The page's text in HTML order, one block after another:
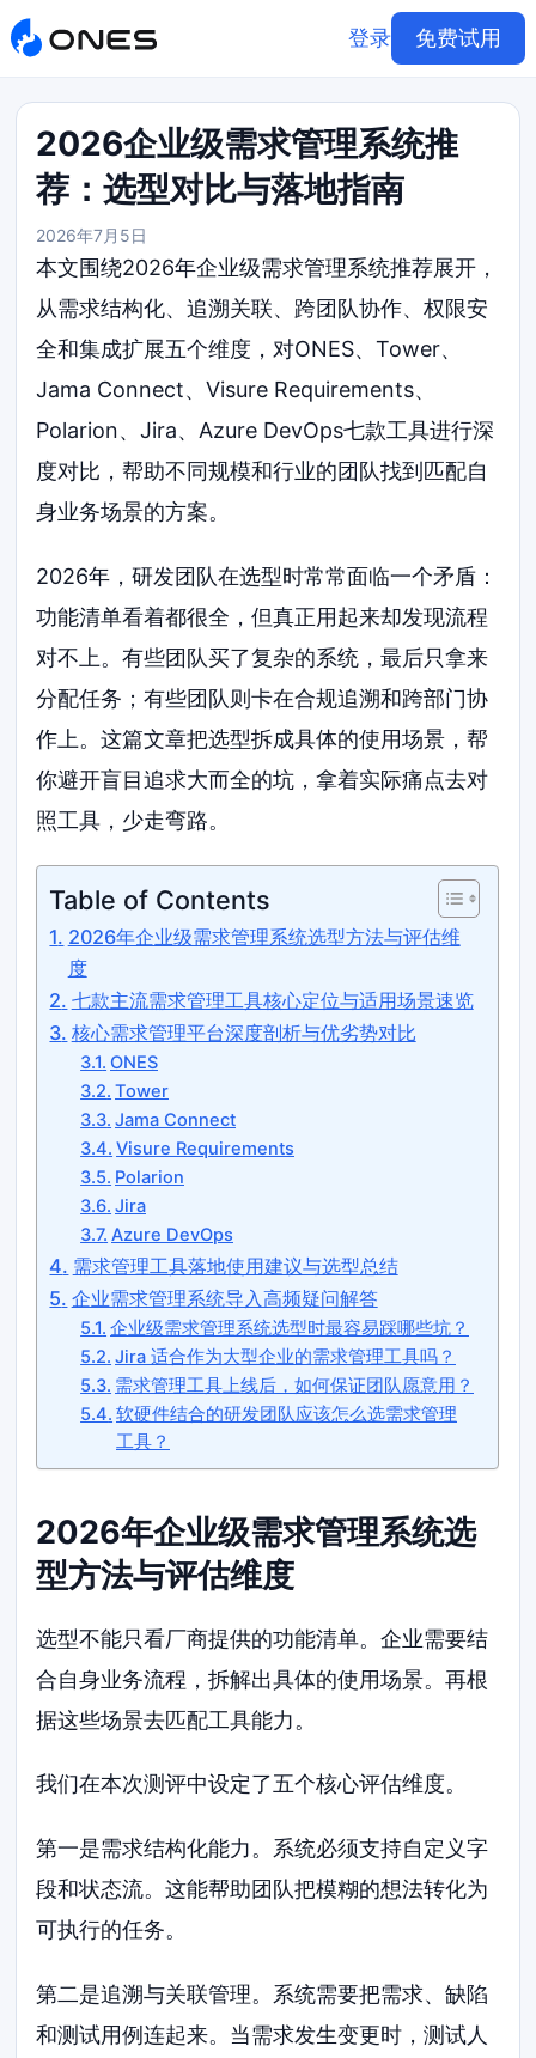
登录 免费试用
2026企业级需求管理系统推
荐：选型对比与落地指南
2026年7月5日
本文围绕2026年企业级需求管理系统推荐展开，
从需求结构化、追溯关联、跨团队协作、权限安
全和集成扩展五个维度，对ONES、Tower、
Jama Connect、Visure Requirements、
Polarion、Jira、Azure DevOps七款工具进行深
度对比，帮助不同规模和行业的团队找到匹配自
身业务场景的方案。
2026年，研发团队在选型时常常面临一个矛盾：
功能清单看着都很全，但真正用起来却发现流程
对不上。有些团队买了复杂的系统，最后只拿来
分配任务；有些团队则卡在合规追溯和跨部门协
作上。这篇文章把选型拆成具体的使用场景，帮
你避开盲目追求大而全的坑，拿着实际痛点去对
照工具，少走弯路。
Table of Contents
2026年企业级需求管理系统选型方法与评估维
度
七款主流需求管理工具核心定位与适用场景速览
核心需求管理平台深度剖析与优劣势对比
ONES
Tower
Jama Connect
Visure Requirements
Polarion
Jira
Azure DevOps
需求管理工具落地使用建议与选型总结
企业需求管理系统导入高频疑问解答
企业级需求管理系统选型时最容易踩哪些坑？
Jira 适合作为大型企业的需求管理工具吗？
需求管理工具上线后，如何保证团队愿意用？
软硬件结合的研发团队应该怎么选需求管理
工具？
2026年企业级需求管理系统选
型方法与评估维度
选型不能只看厂商提供的功能清单。企业需要结
合自身业务流程，拆解出具体的使用场景。再根
据这些场景去匹配工具能力。
我们在本次测评中设定了五个核心评估维度。
第一是需求结构化能力。系统必须支持自定义字
段和状态流。这能帮助团队把模糊的想法转化为
可执行的任务。
第二是追溯与关联管理。系统需要把需求、缺陷
和测试用例连起来。当需求发生变更时，测试人